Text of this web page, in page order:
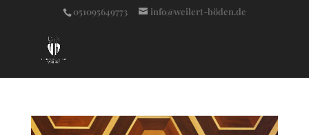
051095649773 info@weilert-böden.de